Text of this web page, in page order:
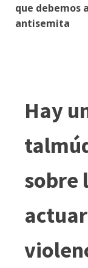
que debemos
antisemita
Hay
sobre